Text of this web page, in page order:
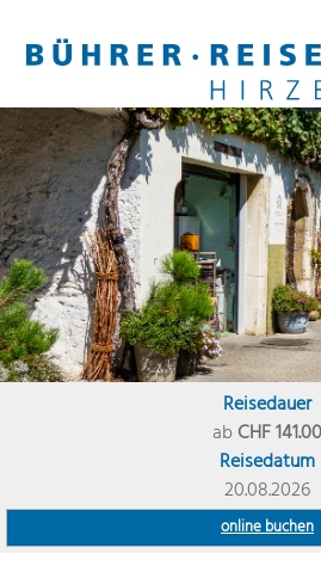
Reisedauer
abCHF 141.00
Reisedatum
20.08.2026
online buchen